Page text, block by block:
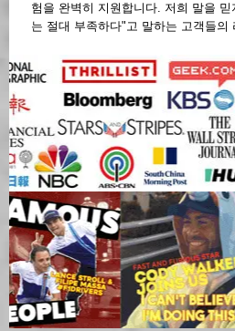
험을 완벽히 지원합니다. 저희 말을
는 절대 부족하다"고 말하는 고객들의